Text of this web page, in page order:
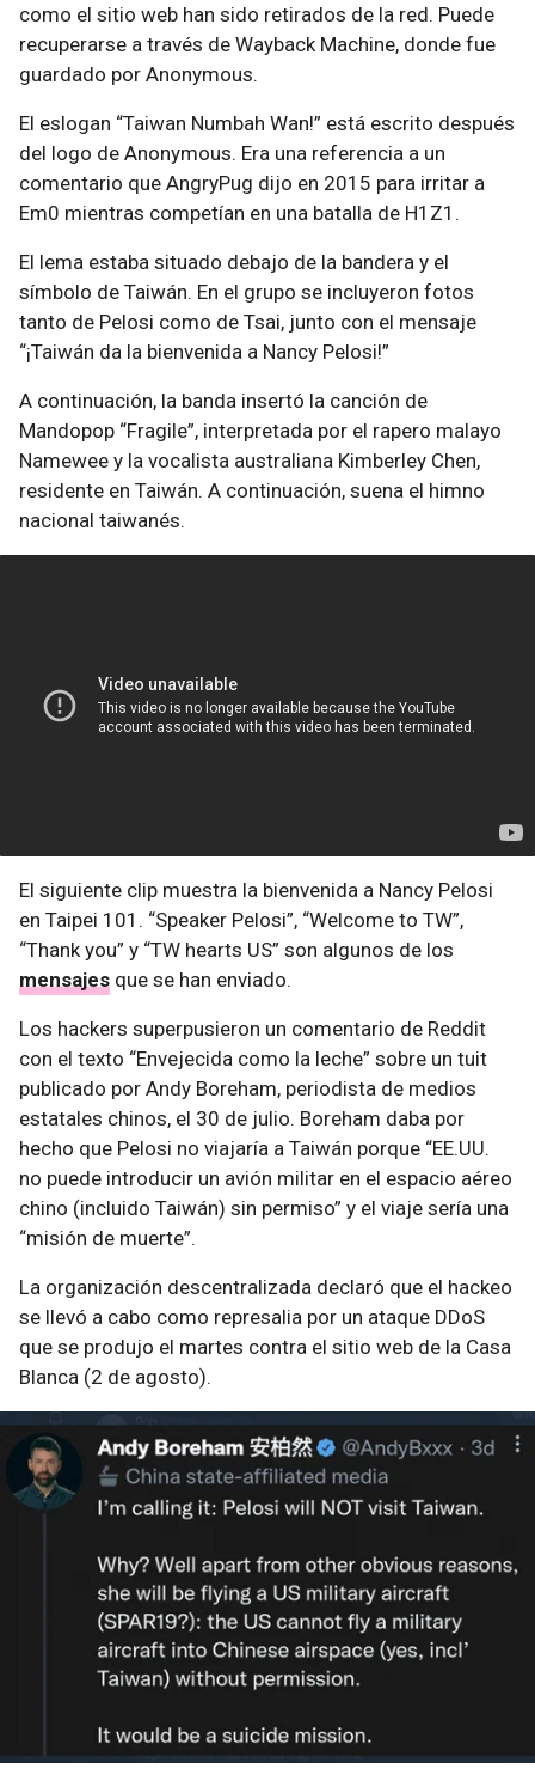
como el sitio web han sido retirados de la red. Puede
recuperarse a través de Wayback Machine, donde fue
guardado por Anonymous.
El eslogan “Taiwan Numbah Wan!” está escrito después
del logo de Anonymous. Era una referencia a un
comentario que AngryPug dijo en 2015 para irritar a
Em0 mientras competían en una batalla de H1Z1.
El lema estaba situado debajo de la bandera y el
símbolo de Taiwán. En el grupo se incluyeron fotos
tanto de Pelosi como de Tsai, junto con el mensaje
“¡Taiwán da la bienvenida a Nancy Pelosi!”
A continuación, la banda insertó la canción de
Mandopop “Fragile”, interpretada por el rapero malayo
Namewee y la vocalista australiana Kimberley Chen,
residente en Taiwán. A continuación, suena el himno
nacional taiwanés.
El siguiente clip muestra la bienvenida a Nancy Pelosi
en Taipei 101. “Speaker Pelosi”, “Welcome to TW”,
“Thank you” y “TW hearts US” son algunos de los
mensajes que se han enviado.
Los hackers superpusieron un comentario de Reddit
con el texto “Envejecida como la leche” sobre un tuit
publicado por Andy Boreham, periodista de medios
estatales chinos, el 30 de julio. Boreham daba por
hecho que Pelosi no viajaría a Taiwán porque “EE.UU.
no puede introducir un avión militar en el espacio aéreo
chino (incluido Taiwán) sin permiso” y el viaje sería una
“misión de muerte”.
La organización descentralizada declaró que el hackeo
se llevó a cabo como represalia por un ataque DDoS
que se produjo el martes contra el sitio web de la Casa
Blanca (2 de agosto).